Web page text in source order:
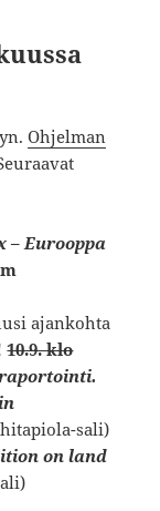
Ohjelman
– Eurooppa
ajankohta
10.9. klo
sali)
on land